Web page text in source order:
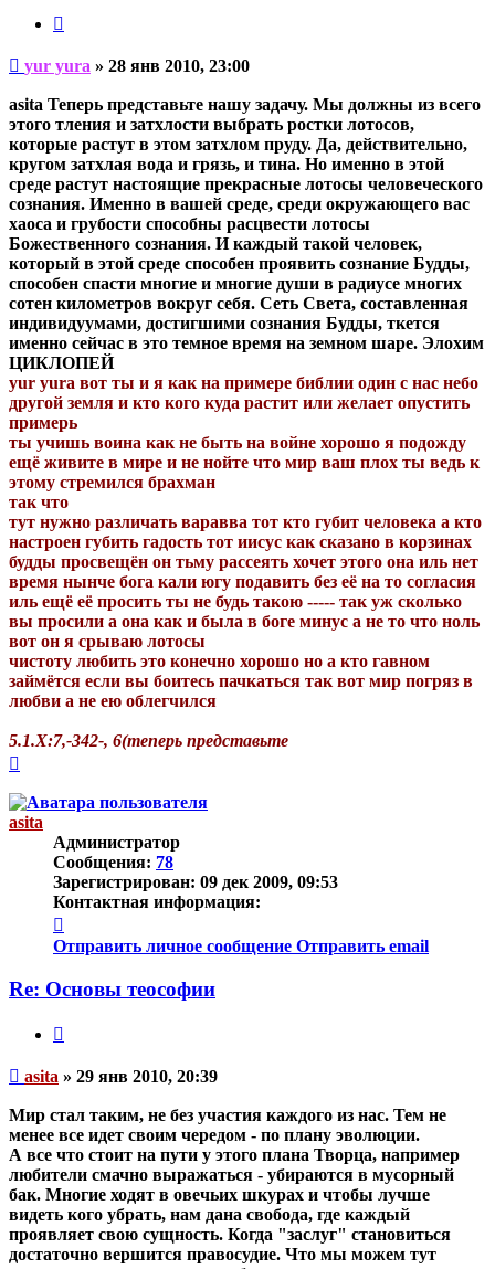
Непрочитанное
сообщение
yur yura » 28 янв 2010, 23:00
asita Теперь представьте нашу задачу. Мы должны из всего
этого тления и затхлости выбрать ростки лотосов,
которые растут в этом затхлом пруду. Да, действительно,
кругом затхлая вода и грязь, и тина. Но именно в этой
среде растут настоящие прекрасные лотосы человеческого
сознания. Именно в вашей среде, среди окружающего вас
хаоса и грубости способны расцвести лотосы
Божественного сознания. И каждый такой человек,
который в этой среде способен проявить сознание Будды,
способен спасти многие и многие души в радиусе многих
сотен километров вокруг себя. Сеть Света, составленная
индивидуумами, достигшими сознания Будды, ткется
именно сейчас в это темное время на земном шаре. Элохим
ЦИКЛОПЕЙ
yur yura вот ты и я как на примере библии один с нас небо
другой земля и кто кого куда растит или желает опустить
примерь
ты учишь воина как не быть на войне хорошо я подожду
ещё живите в мире и не нойте что мир ваш плох ты ведь к
этому стремился брахман
так что
тут нужно различать варавва тот кто губит человека а кто
настроен губить гадость тот иисус как сказано в корзинах
будды просвещён он тьму рассеять хочет этого она иль нет
время нынче бога кали югу подавить без её на то согласия
иль ещё её просить ты не будь такою ----- так уж сколько
вы просили а она как и была в боге минус а не то что ноль
вот он я срываю лотосы
чистоту любить это конечно хорошо но а кто гавном
займётся если вы боитесь пачкаться так вот мир погряз в
любви а не ею облегчился
5.1.Х:7,-342-, 6(теперь представьте
началу
asita
Администратор
Сообщения: 78
Зарегистрирован: 09 дек 2009, 09:53
Контактная информация:
информация
пользователя
Отправить личное сообщение Отправить email
Re: Основы теософии
Непрочитанное
asita » 29 янв 2010, 20:39
Мир стал таким, не без участия каждого из нас. Тем не
менее все идет своим чередом - по плану эволюции.
А все что стоит на пути у этого плана Творца, например
любители смачно выражаться - убираются в мусорный
бак. Многие ходят в овечьих шкурах и чтобы лучше
видеть кого убрать, нам дана свобода, где каждый
проявляет свою сущность. Когда "заслуг" становиться
достаточно вершится правосудие. Что мы можем тут